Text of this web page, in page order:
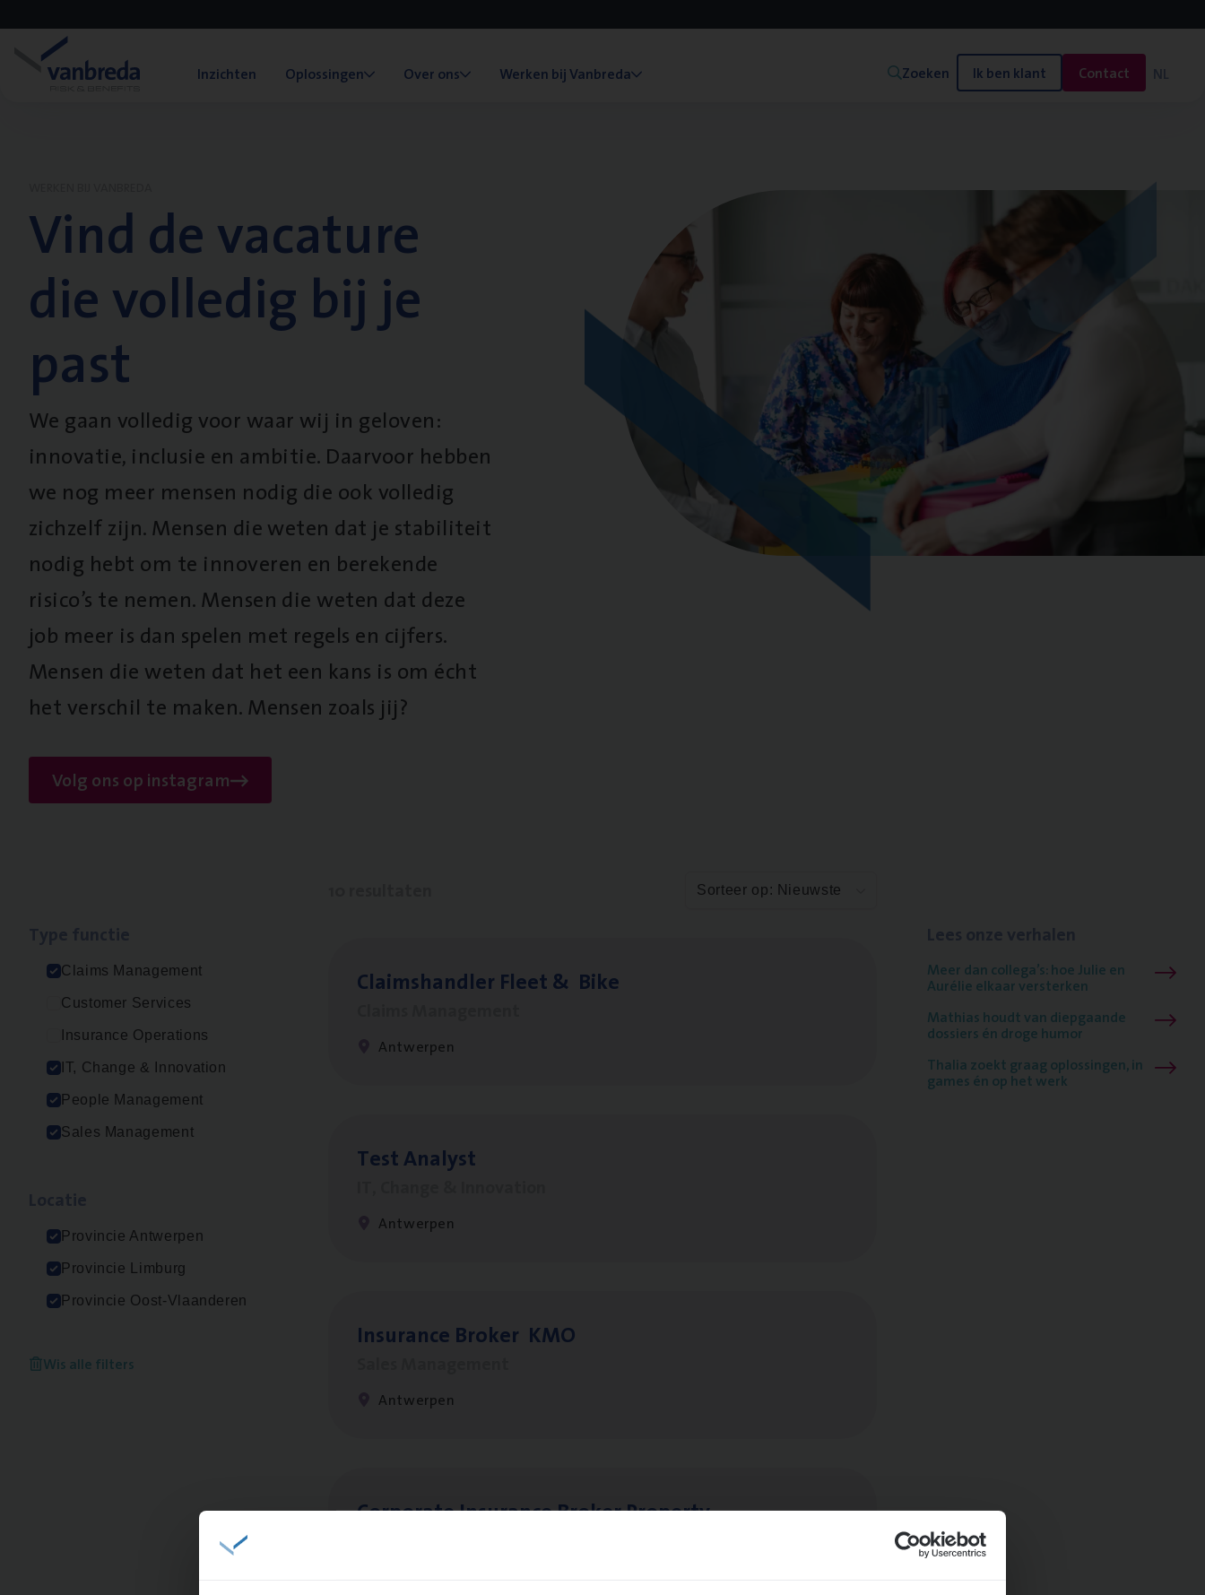
Inzichten Oplossingen Over ons Werken bij Vanbreda Zoeken Ik ben klant Contact NL
Vind de vacature
die volledig bij je
past
We gaan volledig voor waar wij in geloven:
innovatie, inclusie en ambitie. Daarvoor hebben
we nog meer mensen nodig die ook volledig
zichzelf zijn. Mensen die weten dat je stabiliteit
nodig hebt om te innoveren en berekende
risico’s te nemen. Mensen die weten dat deze
job meer is dan spelen met regels en cijfers.
Mensen die weten dat het een kans is om écht
het verschil te maken. Mensen zoals jij?
Volg ons op instagram
Claims Management
Customer Services
Insurance Operations
IT, Change & Innovation
People Management
Sales Management
Provincie Antwerpen
Provincie Limburg
Provincie Oost-Vlaanderen
Wis alle filters
Sorteer op: Nieuwste
Claims­hand­ler Fleet& Bike
Antwerpen
Test Ana­lyst
Antwerpen
Insu­ran­ce Bro­ker KMO
Antwerpen
Cor­po­ra­te Insu­ran­ce Bro­ker Property
Meer dan collega’s: hoe Julie en
Aurélie elkaar versterken
Mathias houdt van diepgaande
dossiers én droge humor
Thalia zoekt graag oplossingen, in
games én op het werk